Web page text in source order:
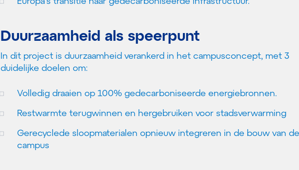
Duurzaamheid als speerpunt
In dit project is duurzaamheid verankerd in het campusconcept, met 3
duidelijke doelen om:
Volledig draaien op 100% gedecarboniseerde energiebronnen.
Restwarmte terugwinnen en hergebruiken voor stadsverwarming
Gerecyclede sloopmaterialen opnieuw integreren in de bouw van de
campus